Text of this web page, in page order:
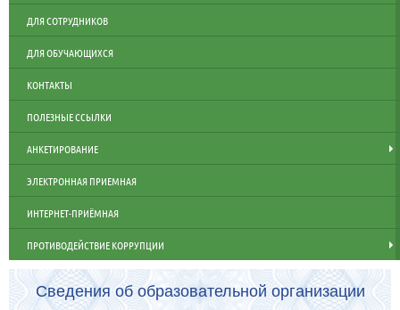
ДЛЯ СОТРУДНИКОВ
ДЛЯ ОБУЧАЮЩИХСЯ
КОНТАКТЫ
ПОЛЕЗНЫЕ ССЫЛКИ
АНКЕТИРОВАНИЕ
ЭЛЕКТРОННАЯ ПРИЕМНАЯ
ИНТЕРНЕТ-ПРИЁМНАЯ
ПРОТИВОДЕЙСТВИЕ КОРРУПЦИИ
Сведения об образовательной организации